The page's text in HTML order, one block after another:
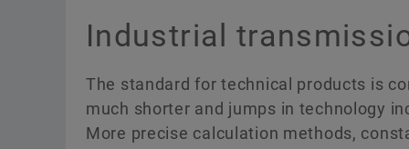
Industrial
The standard for technical products is
much shorter and jumps in technology
More precise calculation methods,